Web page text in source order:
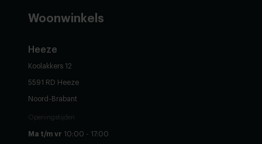
Woonwinkels
Heeze
Koolakkers 12
5591 RD Heeze
Noord-Brabant
Openingstijden
Ma t/m vr 10:00 - 17:00